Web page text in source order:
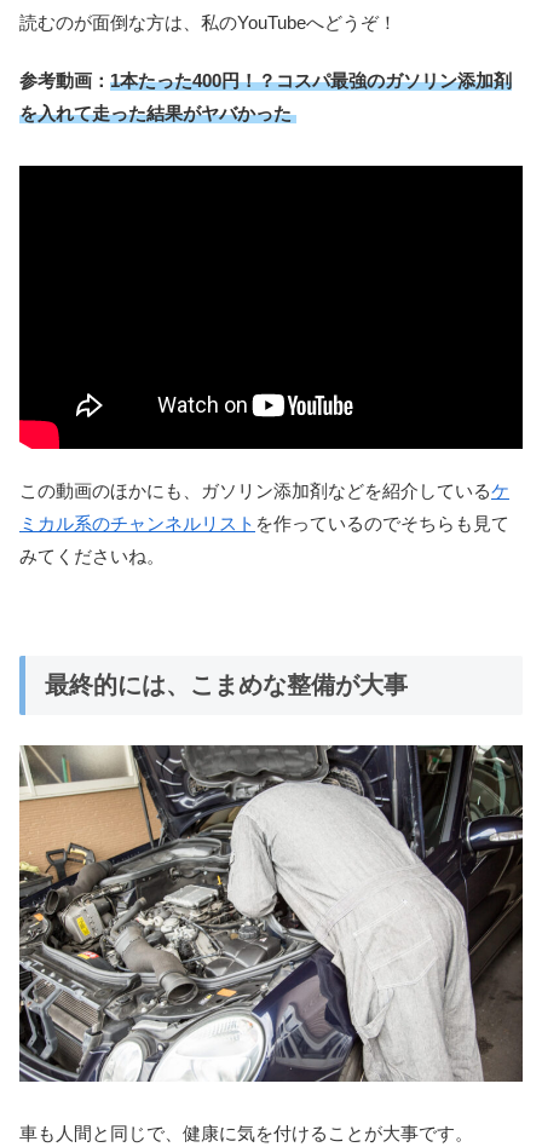
読むのが面倒な方は、私のYouTubeへどうぞ！
参考動画： 1本たった400円！？コスパ最強のガソリン添加剤
を入れて走った結果がヤバかった
この動画のほかにも、ガソリン添加剤などを紹介しているケ
ミカル系のチャンネルリスト を作っているのでそちらも見て
みてくださいね。
最終的には、こまめな整備が大事
車も人間と同じで、健康に気を付けることが大事です。